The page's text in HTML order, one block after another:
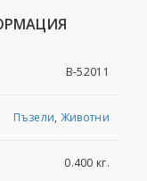
B-52011
Пъзели, Животни
0.400 кг.